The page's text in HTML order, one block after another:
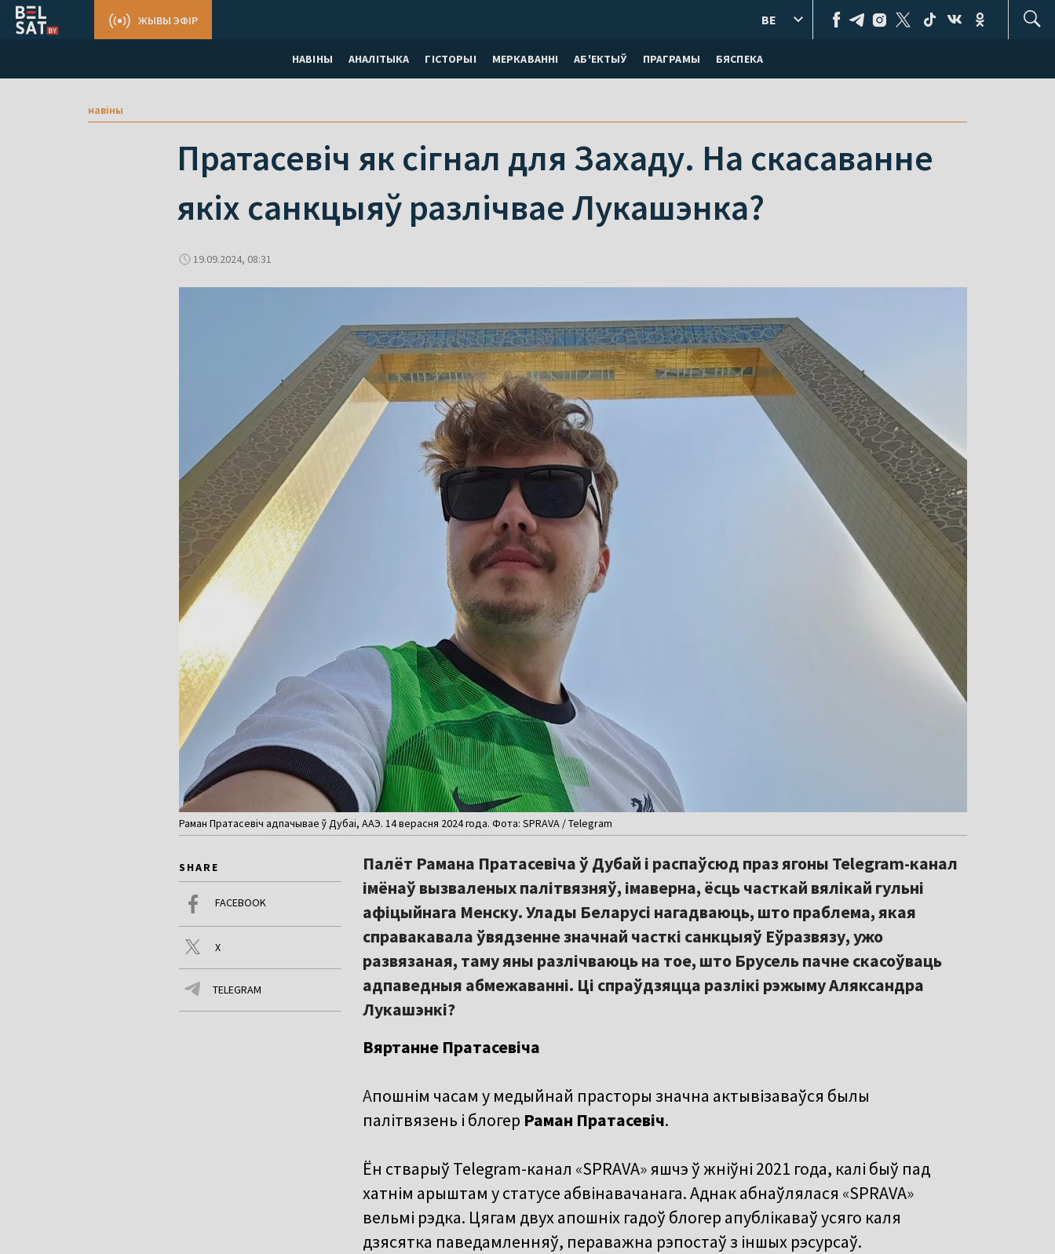
НАВІНЫ АНАЛІТЫКА ГІСТОРЫІ МЕРКАВАННI АБ'ЕКТЫЎ ПРАГРАМЫ БЯСПЕКА
ЖЫВЫ ЭФІР BE
навіны
Пратасевіч як сігнал для Захаду. На скасаванне
якіх санкцыяў разлічвае Лукашэнка?
19.09.2024, 08:31
Раман Пратасевіч адпачывае ў Дубаі, ААЭ. 14 верасня 2024 года. Фота: SPRAVA / Telegram
SHARE
FACEBOOK
X
TELEGRAM
Палёт Рамана Пратасевіча ў Дубай і распаўсюд праз ягоны Telegram-канал
імёнаў вызваленых палітвязняў, імаверна, ёсць часткай вялікай гульні
афіцыйнага Менску. Улады Беларусі нагадваюць, што праблема, якая
справакавала ўвядзенне значнай часткі санкцыяў Еўразвязу, ужо
развязаная, таму яны разлічваюць на тое, што Брусель пачне скасоўваць
адпаведныя абмежаванні. Ці спраўдзяцца разлікі рэжыму Аляксандра
Лукашэнкі?
Вяртанне Пратасевіча
Апошнім часам у медыйнай прасторы значна актывізаваўся былы
палітвязень і блогер Раман Пратасевіч.
Ён стварыў Telegram-канал «SPRAVA»яшчэ ў жніўні 2021 года, калі быў пад
хатнім арыштам у статусе абвінавачанага. Аднак абнаўлялася «SPRAVA»
вельмі рэдка. Цягам двух апошніх гадоў блогер апублікаваў усяго каля
дзясятка паведамленняў, пераважна рэпостаў з іншых рэсурсаў.